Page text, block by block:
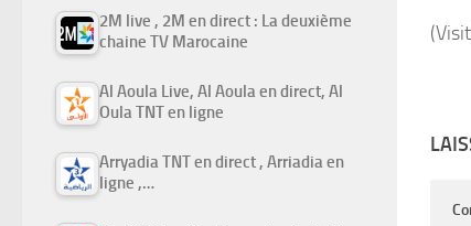
2M live , 2M en direct : La deuxième
chaine TV Marocaine
Al Aoula Live, Al Aoula en direct, Al
Oula TNT en ligne
Arryadia TNT en direct , Arriadia en
ligne ,…